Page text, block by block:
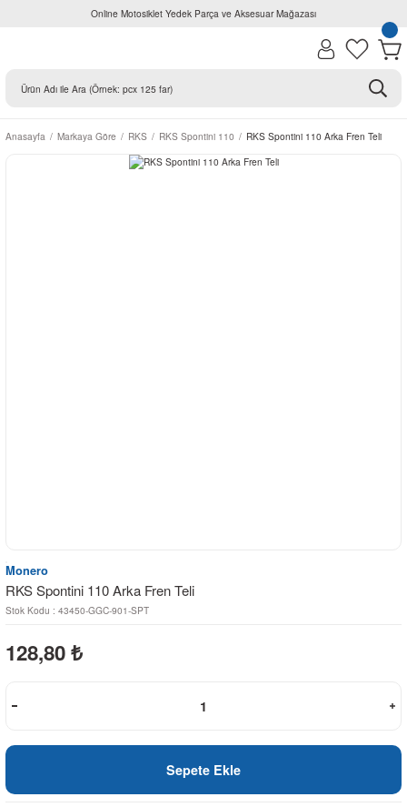
Online Motosiklet Yedek Parça ve Aksesuar Mağazası
Anasayfa Markaya Göre RKS RKS Spontini 110 RKS Spontini 110 Arka Fren Teli
Monero
RKS Spontini 110 Arka Fren Teli
Stok Kodu : 43450-GGC-901-SPT
128,80 ₺
Sepete Ekle